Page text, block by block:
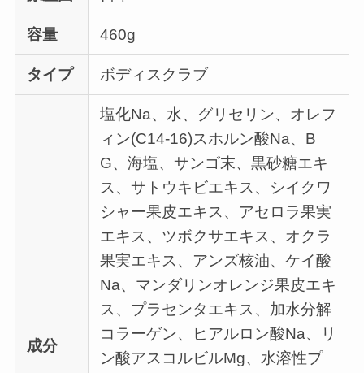
容量 460g
タイプ ボディスクラブ
成分
塩化Na、水、グリセリン、オレフ
ィン(C14-16)スホルン酸Na、B
G、海塩、サンゴ末、黒砂糖エキ
ス、サトウキビエキス、シイクワ
シャー果皮エキス、アセロラ果実
エキス、ツボクサエキス、オクラ
果実エキス、アンズ核油、ケイ酸
Na、マンダリンオレンジ果皮エキ
ス、プラセンタエキス、加水分解
コラーゲン、ヒアルロン酸Na、リ
ン酸アスコルビルMg、水溶性プ